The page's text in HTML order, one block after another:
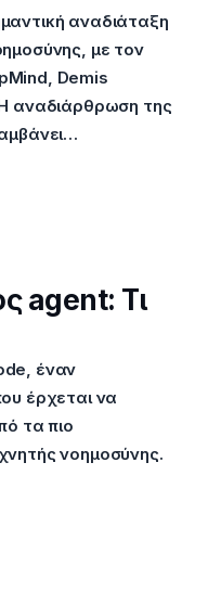
αναδιάταξη
με τον
Demis
αναδιάρθρωση της
agent: Τι
έναν
έρχεται να
τα πιο
νοημοσύνης.